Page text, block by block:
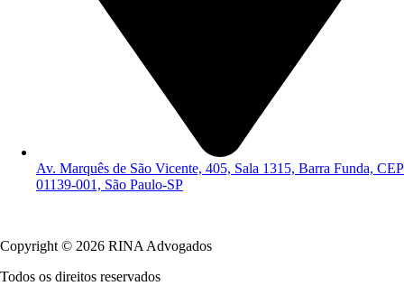
Av. Marquês de São Vicente, 405, Sala 1315, Barra Funda, CEP
01139-001, São Paulo-SP
Copyright © 2026 RINA Advogados
Todos os direitos reservados